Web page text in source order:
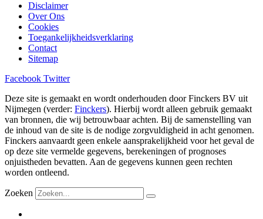
Disclaimer
Over Ons
Cookies
Toegankelijkheidsverklaring
Contact
Sitemap
Facebook Twitter
Deze site is gemaakt en wordt onderhouden door Finckers BV uit
Nijmegen (verder: Finckers). Hierbij wordt alleen gebruik gemaakt
van bronnen, die wij betrouwbaar achten. Bij de samenstelling van
de inhoud van de site is de nodige zorgvuldigheid in acht genomen.
Finckers aanvaardt geen enkele aansprakelijkheid voor het geval de
op deze site vermelde gegevens, berekeningen of prognoses
onjuistheden bevatten. Aan de gegevens kunnen geen rechten
worden ontleend.
Zoeken